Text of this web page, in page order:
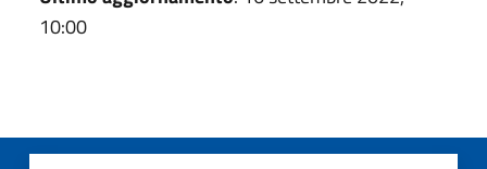
10:00